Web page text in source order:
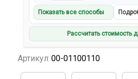
Показать все способы
Рассчитать стоимость
Артикул: 00-01100110